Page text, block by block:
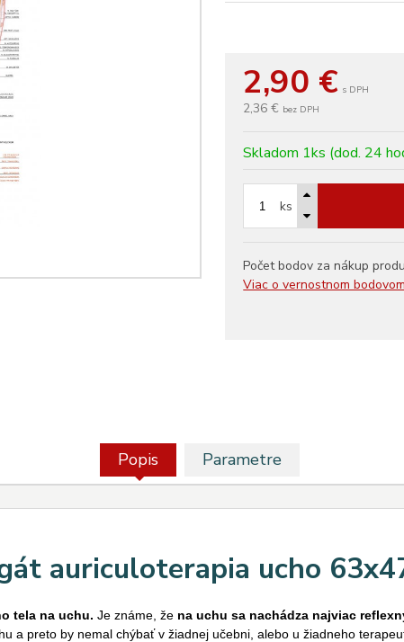
2,90 € s DPH
2,36 € bez DPH
Skladom 1ks (dod. 24
ks
Počet bodov za nákup
Viac o vernostnom
Popis Parametre
auriculoterapia ucho
tela na uchu. Je známe, že na uchu sa nachádza najviac
a preto by nemal chýbať v žiadnej učebni, alebo u žiadneho